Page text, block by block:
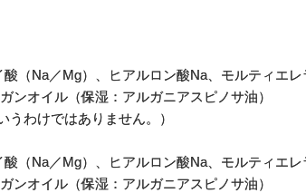
（Na／Mg）、ヒアルロン酸Na、モルティエレ
ンオイル（保湿：アルガニアスピノサ油）
わけではありません。）
（Na／Mg）、ヒアルロン酸Na、モルティエレ
ンオイル（保湿：アルガニアスピノサ油）